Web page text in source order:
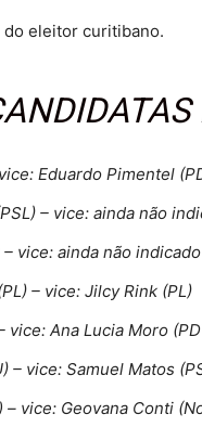
do eleitor curitibano.
Eduardo Pimentel
– vice: ainda não
vice: ainda não indicado
– vice: Jilcy Rink (PL)
vice: Ana Lucia Moro
– vice: Samuel Matos
vice: Geovana Conti